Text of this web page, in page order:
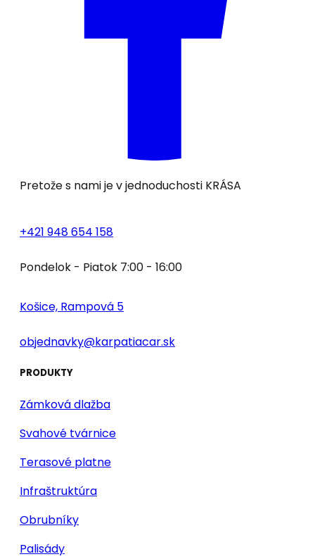
Pretože s nami je v jednoduchosti KRÁSA
+421 948 654 158
Pondelok - Piatok 7:00 - 16:00
Košice, Rampová 5
objednavky@karpatiacar.sk
PRODUKTY
Zámková dlažba
Svahové tvárnice
Terasové platne
Infraštruktúra
Obrubníky
Palisády